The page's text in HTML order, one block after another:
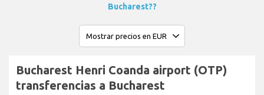
Bucharest??
Bucharest Henri Coanda airport (OTP)
transferencias a Bucharest